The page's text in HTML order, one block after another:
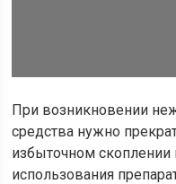
При возникновении
средства нужно
избыточном
использования